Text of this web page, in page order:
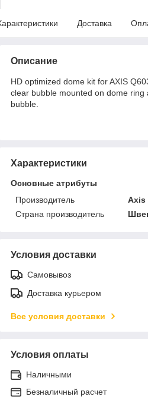
Доставка
Описание
HD optimized dome kit for AXIS
clear bubble mounted on dome ring
bubble.
Характеристики
Основные атрибуты
Производитель
Axis
Страна производитель
Условия доставки
Самовывоз
Доставка курьером
Все условия доставки
Условия оплаты
Наличными
Безналичный расчет